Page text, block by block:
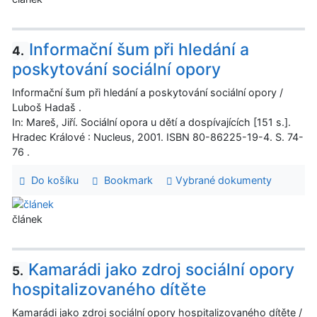
4. Informační šum při hledání a
poskytování sociální opory
Informační šum při hledání a poskytování sociální opory /
Luboš Hadaš .
In: Mareš, Jiří. Sociální opora u dětí a dospívajících [151 s.].
Hradec Králové : Nucleus, 2001. ISBN 80-86225-19-4. S. 74-
76 .
Do košíku Bookmark Vybrané dokumenty
článek
5. Kamarádi jako zdroj sociální opory
hospitalizovaného dítěte
Kamarádi jako zdroj sociální opory hospitalizovaného dítěte /